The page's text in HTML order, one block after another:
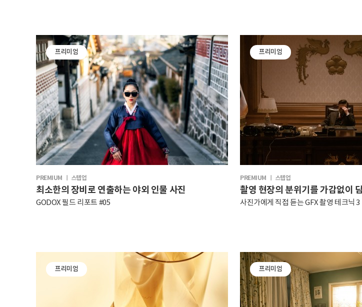
프리미엄
PREMIUM ㅣ 스텝업
최소한의 장비로 연출하는 야외 인물 사진
GODOX 필드 리포트 #05
프리미엄
PREMIUM ㅣ 스텝업
촬영 현장의 분위기를 가감없이
사진가에게 직접 듣는 GFX 촬영 테크닉 3
프리미엄 프리미엄